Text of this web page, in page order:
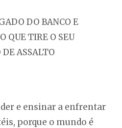
DO BANCO E
QUE TIRE O SEU
ASSALTO
e ensinar a enfrentar
porque o mundo é